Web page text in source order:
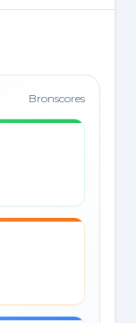
Bronscores